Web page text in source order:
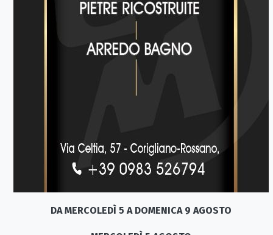
DA MERCOLEDÌ 5 A DOMENICA 9 AGOSTO